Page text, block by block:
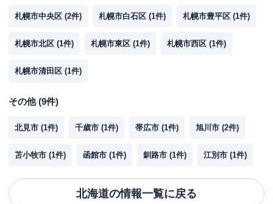
札幌市中央区 (2件) 札幌市白石区 (1件) 札幌市豊平区 (1件)
札幌市北区 (1件) 札幌市東区 (1件) 札幌市西区 (1件)
札幌市清田区 (1件)
その他(9件)
北見市 (1件) 千歳市 (1件) 帯広市 (1件) 旭川市 (2件)
苫小牧市 (1件) 函館市 (1件) 釧路市 (1件) 江別市 (1件)
北海道の情報一覧に戻る